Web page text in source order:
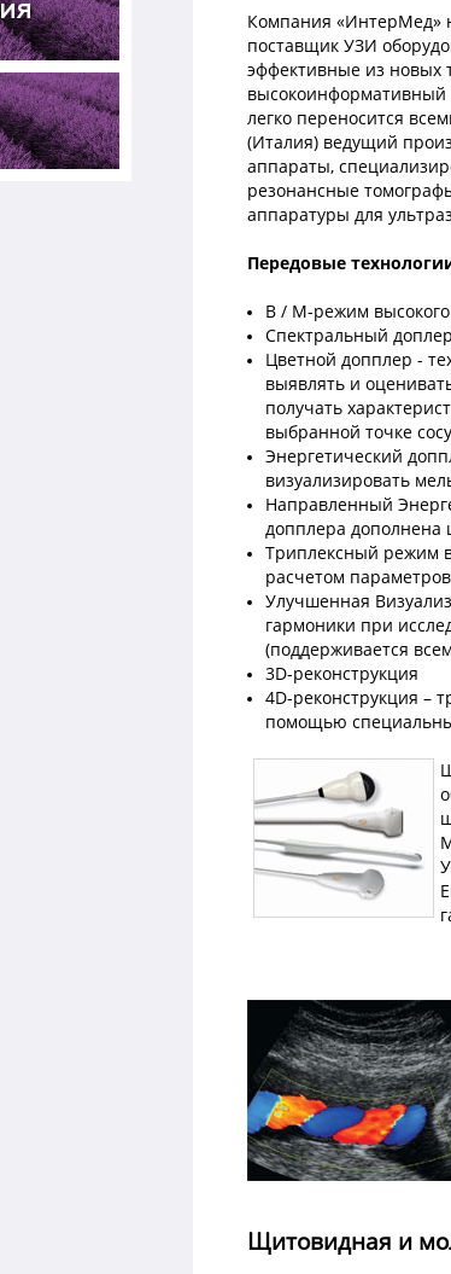
Компания «ИнтерМед»
поставщик УЗИ
эффективные из новых
высокоинформативный
легко переносится
(Италия) ведущий
аппараты,
резонансные
аппаратуры для
Передовые
В / М-режим
Спектральный
Цветной допплер -
выявлять и
получать
выбранной точке
Энергетический
визуализировать
Направленный
допплера дополнена
Триплексный режим
расчетом
Улучшенная
гармоники при
(поддерживается
3D-реконструкция
4D-реконструкция –
помощью
Щитовидная и